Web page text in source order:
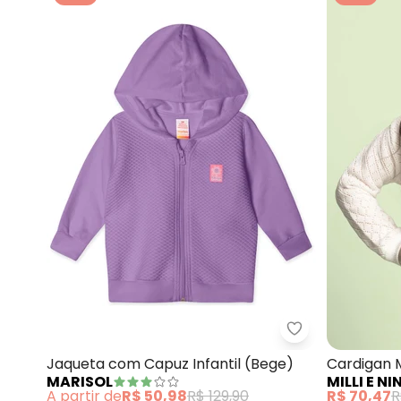
Marisol -
Jaqueta com Capuz Infantil (Bege)
MARISOL
A partir deR$ 50,98R$ 129,90
Cardigan
(Bege)
MILLI E
R$ 70,47